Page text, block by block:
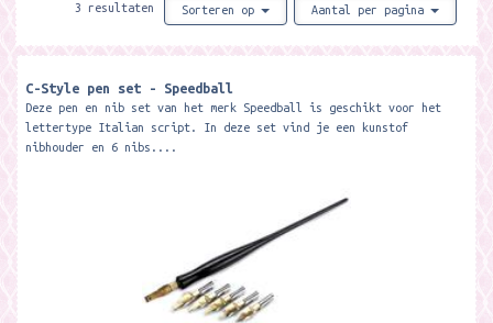
3 resultaten Sorteren op Aantal per pagina
C-Style pen set - Speedball
Deze pen en nib set van het merk Speedball is geschikt voor het
lettertype Italian script. In deze set vind je een kunstof
nibhouder en 6 nibs....